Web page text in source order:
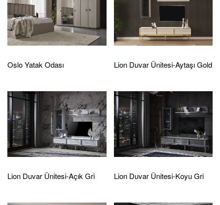
Oslo Yatak Odası Lion Duvar Ünitesi-Aytaşı Gold
Lion Duvar Ünitesi-Açık Gri Lion Duvar Ünitesi-Koyu Gri